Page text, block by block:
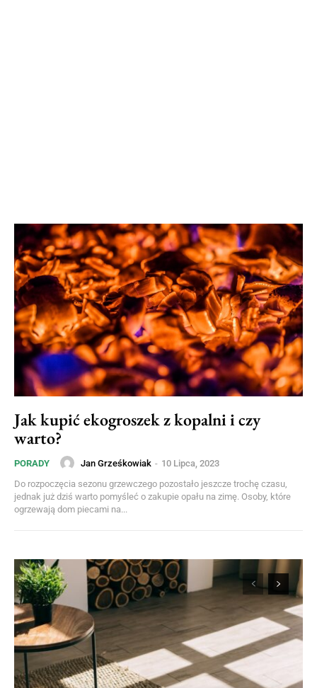
Jak kupić ekogroszek z kopalni i czy
warto?
PORADY Jan Grześkowiak - 10 Lipca, 2023
Do rozpoczęcia sezonu grzewczego pozostało jeszcze trochę czasu,
jednak już dziś warto pomyśleć o zakupie opału na zimę. Osoby, które
ogrzewają dom piecami na...